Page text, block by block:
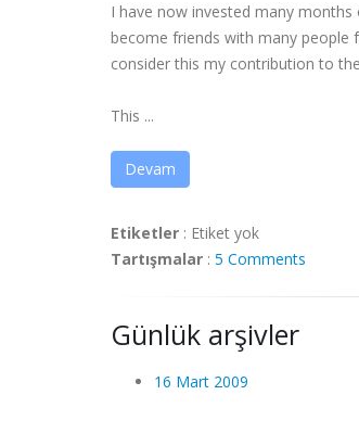
I have now invested many
become friends with many people
consider this my contribution to
This ...
Devam
Etiketler : Etiket yok
Tartışmalar : 5 Comments
Günlük arşivler
16 Mart 2009